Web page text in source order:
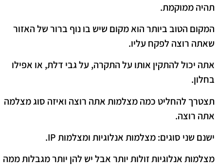
תהיה ממוקמת.
המקום הטוב ביותר הוא מקום שיש בו נוף ברור של האזור
שאתה רוצה לפקח עליו.
אתה יכול להתקין אותו על התקרה, על גבי דלת, או אפילו
בחלון.
תצטרך להחליט כמה מצלמות אתה רוצה ואיזה סוג מצלמה
אתה רוצה.
ישנם שני סוגים: מצלמות אנלוגיות ומצלמות IP.
מצלמות אנלוגיות זולות יותר אבל יש להן יותר מגבלות ממה